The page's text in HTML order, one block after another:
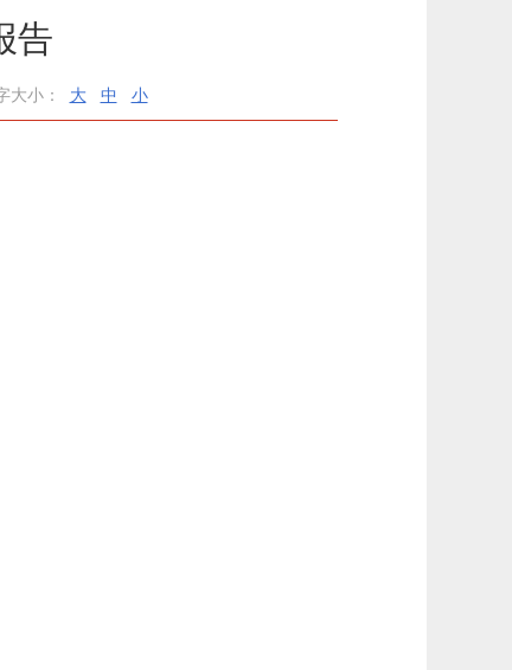
告
大小： 大 中 小